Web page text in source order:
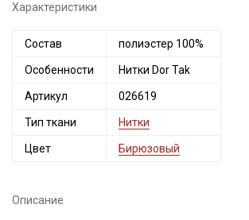
Характеристики
Состав полиэстер 100%
Особенности Нитки Dor Tak
Артикул 026619
Тип ткани Нитки
Цвет Бирюзовый
Описание
Секретная рассылка от Купава
Мы публикуем здесь
категории тканей